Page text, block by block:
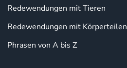
Redewendungen mit Tieren
Redewendungen mit Körperteilen
Phrasen von A bis Z